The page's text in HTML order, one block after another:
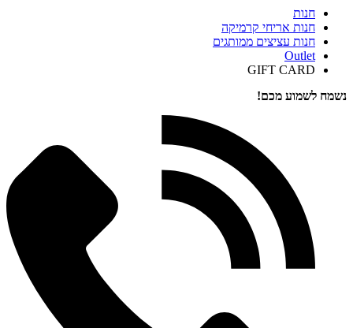
חנות
חנות אריחי קרמיקה
חנות עציצים ממותגים
Outlet
GIFT CARD
נשמח לשמוע מכם!